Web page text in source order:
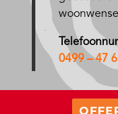
0499 – 47